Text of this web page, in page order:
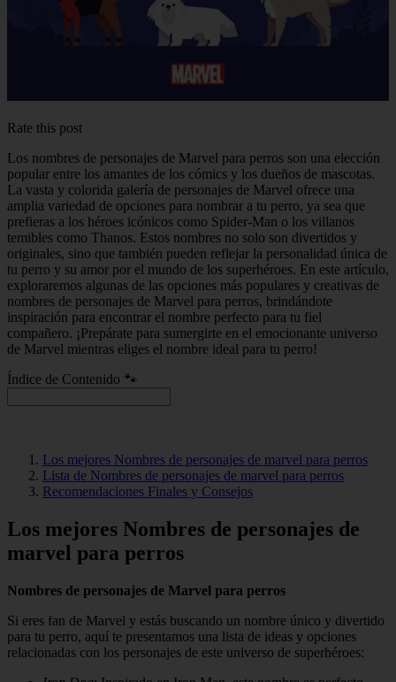
Rate this post
Los nombres de personajes de Marvel para perros son una elección
popular entre los amantes de los cómics y los dueños de mascotas.
La vasta y colorida galería de personajes de Marvel ofrece una
amplia variedad de opciones para nombrar a tu perro, ya sea que
prefieras a los héroes icónicos como Spider-Man o los villanos
temibles como Thanos. Estos nombres no solo son divertidos y
originales, sino que también pueden reflejar la personalidad única de
tu perro y su amor por el mundo de los superhéroes. En este artículo,
exploraremos algunas de las opciones más populares y creativas de
nombres de personajes de Marvel para perros, brindándote
inspiración para encontrar el nombre perfecto para tu fiel
compañero. ¡Prepárate para sumergirte en el emocionante universo
de Marvel mientras eliges el nombre ideal para tu perro!
Índice de Contenido 🐾
Los mejores Nombres de personajes de marvel para perros
Lista de Nombres de personajes de marvel para perros
Recomendaciones Finales y Consejos
Los mejores Nombres de personajes de
marvel para perros
Nombres de personajes de Marvel para perros
Si eres fan de Marvel y estás buscando un nombre único y divertido
para tu perro, aquí te presentamos una lista de ideas y opciones
relacionadas con los personajes de este universo de superhéroes: